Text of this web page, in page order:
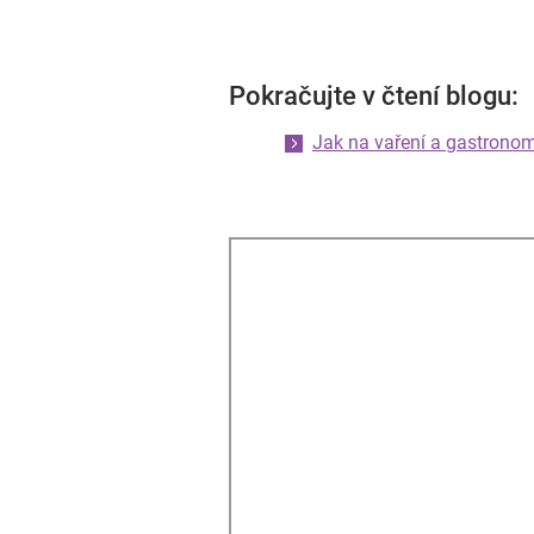
Pokračujte v čtení blogu:
Jak na vaření a